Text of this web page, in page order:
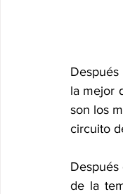
la mejor
son los
circuito
Después
de la